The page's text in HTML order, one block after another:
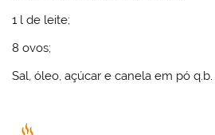
1 l de leite;
8 ovos;
Sal, óleo, açúcar e canela em pó q.b.